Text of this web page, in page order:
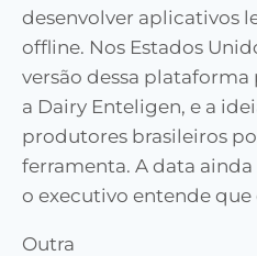
desenvolver aplicativos
offline. Nos Estados
versão dessa plataforma
a Dairy Enteligen, e a
produtores brasileiros
ferramenta. A data
o executivo entende
Outra